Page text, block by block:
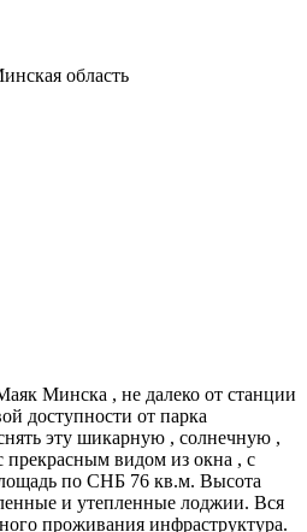
область
Минска , не далеко от станции
доступности от парка
эту шикарную , солнечную ,
прекрасным видом из окна , с
по СНБ 76 кв.м. Высота
и утепленные лоджии. Вся
проживания инфраструктура.